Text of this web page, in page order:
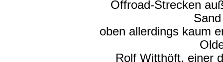
Offroad-Strecken
oben allerdings kaum
Rolf Witthöft, einer